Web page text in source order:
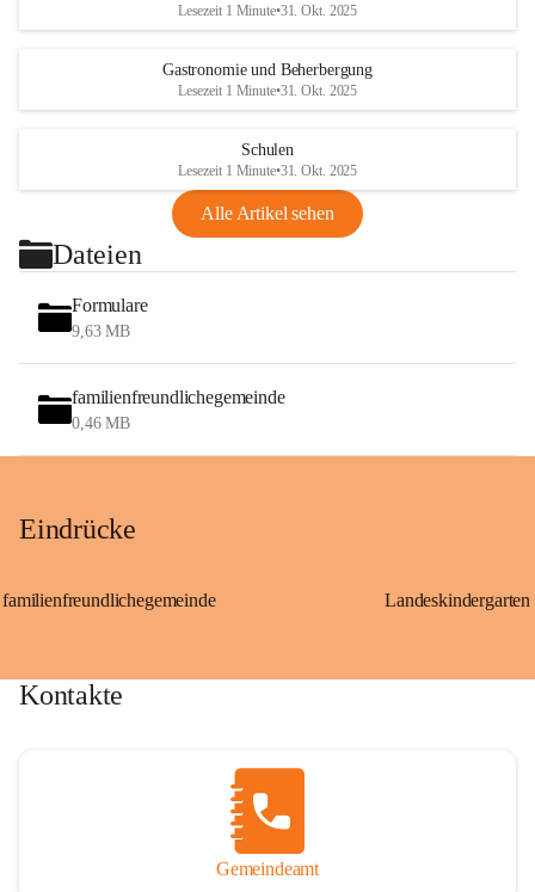
Lesezeit 1 Minute•31. Okt. 2025
Gastronomie und Beherbergung
Lesezeit 1 Minute•31. Okt. 2025
Schulen
Lesezeit 1 Minute•31. Okt. 2025
Alle Artikel sehen
Dateien
Formulare
9,63 MB
familienfreundlichegemeinde
0,46 MB
Eindrücke
familienfreundlichegemeinde
Kontakte
Gemeindeamt